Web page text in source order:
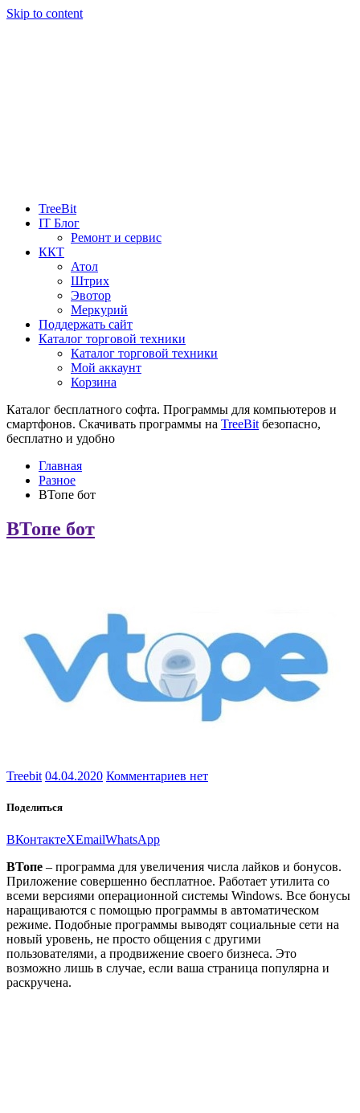
Skip to content
TreeBit
IT Блог
Ремонт и сервис
ККТ
Атол
Штрих
Эвотор
Меркурий
Поддержать сайт
Каталог торговой техники
Каталог торговой техники
Мой аккаунт
Корзина
Каталог бесплатного софта. Программы для компьютеров и
смартфонов. Скачивать программы на TreeBitбезопасно,
бесплатно и удобно
Главная
Разное
ВТопе бот
ВТопе бот
Treebit 04.04.2020 Комментариев нет
Поделиться
ВКонтактеXEmailWhatsApp
ВТопе – программа для увеличения числа лайков и бонусов.
Приложение совершенно бесплатное. Работает утилита со
всеми версиями операционной системы Windows. Все бонусы
наращиваются с помощью программы в автоматическом
режиме. Подобные программы выводят социальные сети на
новый уровень, не просто общения с другими
пользователями, а продвижение своего бизнеса. Это
возможно лишь в случае, если ваша страница популярна и
раскручена.